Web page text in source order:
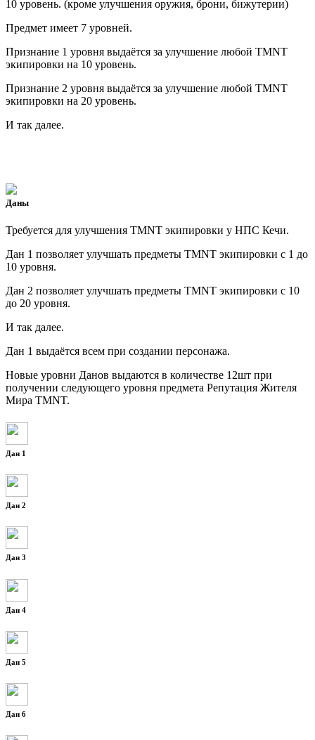
10 уровень. (кроме улучшения оружия, брони, бижутерии)
Предмет имеет 7 уровней.
Признание 1 уровня выдаётся за улучшение любой TMNT
экипировки на 10 уровень.
Признание 2 уровня выдаётся за улучшение любой TMNT
экипировки на 20 уровень.
И так далее.
Даны
Требуется для улучшения TMNT экипировки у НПС Кечи.
Дан 1 позволяет улучшать предметы TMNT экипировки с 1 до
10 уровня.
Дан 2 позволяет улучшать предметы TMNT экипировки с 10
до 20 уровня.
И так далее.
Дан 1 выдаётся всем при создании персонажа.
Новые уровни Данов выдаются в количестве 12шт при
получении следующего уровня предмета Репутация Жителя
Мира TMNT.
Дан 1
Дан 2
Дан 3
Дан 4
Дан 5
Дан 6